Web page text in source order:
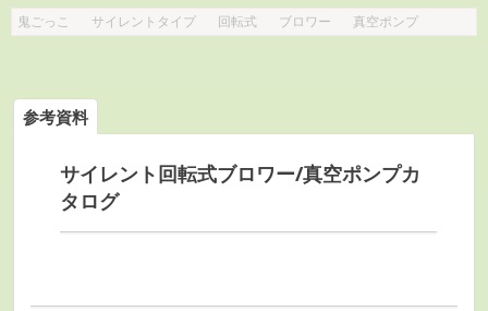
鬼ごっこ サイレントタイプ 回転式 ブロワー 真空ポンプ
参考資料
サイレント回転式ブロワー/真空ポンプカ
タログ